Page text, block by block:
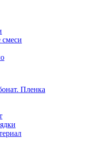
Пленка